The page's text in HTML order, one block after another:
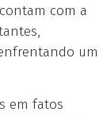
com a
um
em fatos